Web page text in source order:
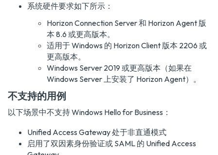
系统硬件要求如下所示：
Horizon Connection Server 和 Horizon Agent 版
本 8.6 或更高版本。
适用于 Windows 的 Horizon Client 版本 2206 或
更高版本。
Windows Server 2019 或更高版本（如果在
Windows Server 上安装了 Horizon Agent）。
不支持的用例
以下场景中不支持 Windows Hello for Business：
Unified Access Gateway 处于非直通模式
启用了双因素身份验证或 SAML 的 Unified Access